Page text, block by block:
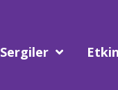
Sergiler